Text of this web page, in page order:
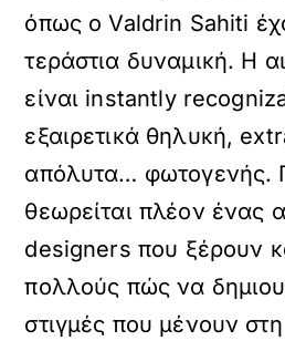
όπως ο Valdrin Sahiti
τεράστια δυναμική. Η
είναι instantly
εξαιρετικά θηλυκή,
απόλυτα… φωτογενής.
θεωρείται πλέον ένας
designers που ξέρουν
πολλούς πώς να
στιγμές που μένουν